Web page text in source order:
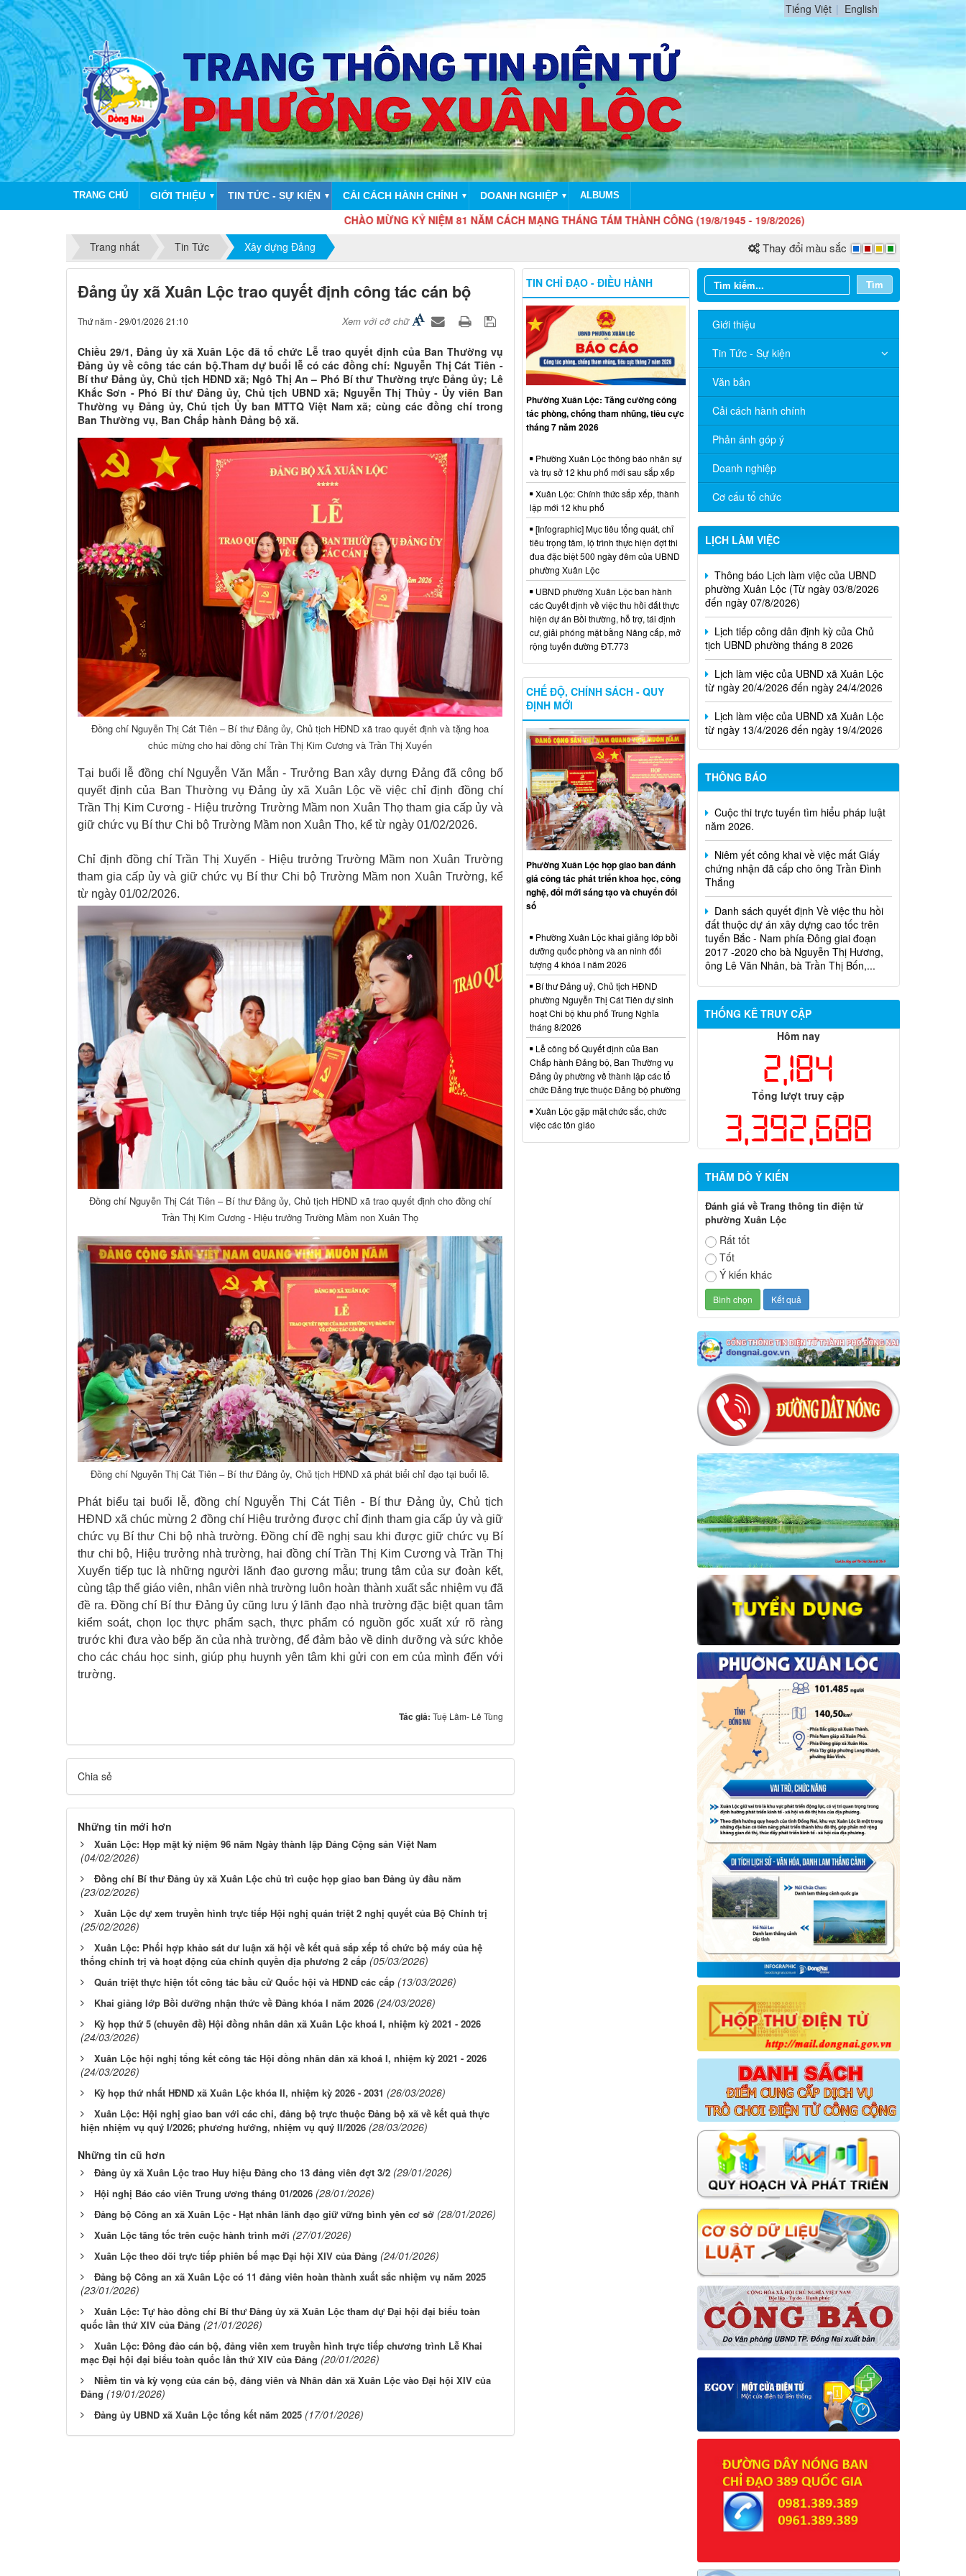
Tiếng Việt English
TRANG CHỦ GIỚI THIỆU ▼ TIN TỨC - SỰ KIỆN ▼ CẢI CÁCH HÀNH CHÍNH ▼ DOANH NGHIỆP ▼ ALBUMS
CHÀO MỪNG KỶ NIỆM 81 NĂM CÁCH MẠNG THÁNG TÁM THÀNH CÔNG (19/8/1945 - 19/8/2026)
Trang nhất
Tin Tức Xây dựng Đảng Thay đổi màu sắc
Đảng ủy xã Xuân Lộc trao quyết định công tác cán bộ
Thứ năm - 29/01/2026 21:10 Xem với cỡ chữ
Chiều 29/1, Đảng ủy xã Xuân Lộc đã tổ chức Lễ trao quyết định của Ban Thường vụ
Đảng ủy về công tác cán bộ.Tham dự buổi lễ có các đồng chí: Nguyễn Thị Cát Tiên -
Bí thư Đảng ủy, Chủ tịch HĐND xã; Ngô Thị An – Phó Bí thư Thường trực Đảng ủy; Lê
Khắc Sơn - Phó Bí thư Đảng ủy, Chủ tịch UBND xã; Nguyễn Thị Thủy - Ủy viên Ban
Thường vụ Đảng ủy, Chủ tịch Ủy ban MTTQ Việt Nam xã; cùng các đồng chí trong
Ban Thường vụ, Ban Chấp hành Đảng bộ xã.
Đồng chí Nguyễn Thị Cát Tiên – Bí thư Đảng ủy, Chủ tịch HĐND xã trao quyết định và tặng hoa
chúc mừng cho hai đồng chí Trần Thị Kim Cương và Trần Thị Xuyến
Tại buổi lễ đồng chí Nguyễn Văn Mẫn - Trưởng Ban xây dựng Đảng đã công bố
quyết định của Ban Thường vụ Đảng ủy xã Xuân Lộc về việc chỉ định đồng chí
Trần Thị Kim Cương - Hiệu trưởng Trường Mầm non Xuân Thọ tham gia cấp ủy và
giữ chức vụ Bí thư Chi bộ Trường Mầm non Xuân Thọ, kể từ ngày 01/02/2026.
Chỉ định đồng chí Trần Thị Xuyến - Hiệu trưởng Trường Mầm non Xuân Trường
tham gia cấp ủy và giữ chức vụ Bí thư Chi bộ Trường Mầm non Xuân Trường, kể
từ ngày 01/02/2026.
Đồng chí Nguyễn Thị Cát Tiên – Bí thư Đảng ủy, Chủ tịch HĐND xã trao quyết định cho đồng chí
Trần Thị Kim Cương - Hiệu trưởng Trường Mầm non Xuân Thọ
Đồng chí Nguyễn Thị Cát Tiên – Bí thư Đảng ủy, Chủ tịch HĐND xã phát biểi chỉ đạo tại buổi lễ.
Phát biểu tại buổi lễ, đồng chí Nguyễn Thị Cát Tiên - Bí thư Đảng ủy, Chủ tịch
HĐND xã chúc mừng 2 đồng chí Hiệu trưởng được chỉ định tham gia cấp ủy và giữ
chức vụ Bí thư Chi bộ nhà trường. Đồng chí đề nghị sau khi được giữ chức vụ Bí
thư chi bộ, Hiệu trưởng nhà trường, hai đồng chí Trần Thị Kim Cương và Trần Thị
Xuyến tiếp tục là những người lãnh đạo gương mẫu; trung tâm của sự đoàn kết,
cùng tập thể giáo viên, nhân viên nhà trường luôn hoàn thành xuất sắc nhiệm vụ đã
đề ra. Đồng chí Bí thư Đảng ủy cũng lưu ý lãnh đạo nhà trường đặc biệt quan tâm
kiểm soát, chọn lọc thực phẩm sạch, thực phẩm có nguồn gốc xuất xứ rõ ràng
trước khi đưa vào bếp ăn của nhà trường, để đảm bảo về dinh dưỡng và sức khỏe
cho các cháu học sinh, giúp phụ huynh yên tâm khi gửi con em của mình đến với
trường.
Tác giả: Tuệ Lâm- Lê Tùng
Chia sẻ
Những tin mới hơn
Xuân Lộc: Họp mặt kỷ niệm 96 năm Ngày thành lập Đảng Cộng sản Việt Nam
(04/02/2026)
Đồng chí Bí thư Đảng ủy xã Xuân Lộc chủ trì cuộc họp giao ban Đảng ủy đầu năm
(23/02/2026)
Xuân Lộc dự xem truyền hình trực tiếp Hội nghị quán triệt 2 nghị quyết của Bộ Chính trị
(25/02/2026)
Xuân Lộc: Phối hợp khảo sát dư luận xã hội về kết quả sắp xếp tổ chức bộ máy của hệ
thống chính trị và hoạt động của chính quyền địa phương 2 cấp (05/03/2026)
Quán triệt thực hiện tốt công tác bầu cử Quốc hội và HĐND các cấp (13/03/2026)
Khai giảng lớp Bồi dưỡng nhận thức về Đảng khóa I năm 2026 (24/03/2026)
Kỳ họp thứ 5 (chuyên đề) Hội đồng nhân dân xã Xuân Lộc khoá I, nhiệm kỳ 2021 - 2026
(24/03/2026)
Xuân Lộc hội nghị tổng kết công tác Hội đồng nhân dân xã khoá I, nhiệm kỳ 2021 - 2026
(24/03/2026)
Kỳ họp thứ nhất HĐND xã Xuân Lộc khóa II, nhiệm kỳ 2026 - 2031 (26/03/2026)
Xuân Lộc: Hội nghị giao ban với các chi, đảng bộ trực thuộc Đảng bộ xã về kết quả thực
hiện nhiệm vụ quý I/2026; phương hướng, nhiệm vụ quý II/2026 (28/03/2026)
Những tin cũ hơn
Đảng ủy xã Xuân Lộc trao Huy hiệu Đảng cho 13 đảng viên đợt 3/2 (29/01/2026)
Hội nghị Báo cáo viên Trung ương tháng 01/2026 (28/01/2026)
Đảng bộ Công an xã Xuân Lộc - Hạt nhân lãnh đạo giữ vững bình yên cơ sở (28/01/2026)
Xuân Lộc tăng tốc trên cuộc hành trình mới (27/01/2026)
Xuân Lộc theo dõi trực tiếp phiên bế mạc Đại hội XIV của Đảng (24/01/2026)
Đảng bộ Công an xã Xuân Lộc có 11 đảng viên hoàn thành xuất sắc nhiệm vụ năm 2025
(23/01/2026)
Xuân Lộc: Tự hào đồng chí Bí thư Đảng ủy xã Xuân Lộc tham dự Đại hội đại biểu toàn
quốc lần thứ XIV của Đảng (21/01/2026)
Xuân Lộc: Đông đảo cán bộ, đảng viên xem truyền hình trực tiếp chương trình Lễ Khai
mạc Đại hội đại biểu toàn quốc lần thứ XIV của Đảng (20/01/2026)
Niềm tin và kỳ vọng của cán bộ, đảng viên và Nhân dân xã Xuân Lộc vào Đại hội XIV của
Đảng (19/01/2026)
Đảng ủy UBND xã Xuân Lộc tổng kết năm 2025 (17/01/2026)
Tìm
Giới thiệu
Tin Tức - Sự kiện
Văn bản
Cải cách hành chính
Phản ánh góp ý
Doanh nghiệp
Cơ cấu tổ chức
LỊCH LÀM VIỆC
Thông báo Lịch làm việc của UBND
phường Xuân Lộc (Từ ngày 03/8/2026
đến ngày 07/8/2026)
Lịch tiếp công dân định kỳ của Chủ
tịch UBND phường tháng 8 2026
Lịch làm việc của UBND xã Xuân Lộc
từ ngày 20/4/2026 đến ngày 24/4/2026
Lịch làm việc của UBND xã Xuân Lộc
từ ngày 13/4/2026 đến ngày 19/4/2026
THÔNG BÁO
Cuộc thi trực tuyến tìm hiểu pháp luật
Niêm yết công khai về việc mất Giấy
chứng nhận đã cấp cho ông Trần Đình
Thắng
Danh sách quyết định Về việc thu hồi
đất thuộc dự án xây dựng cao tốc trên
tuyến Bắc - Nam phía Đông giai đoạn
2017 -2020 cho bà Nguyễn Thị Hương,
ông Lê Văn Nhân, bà Trần Thị Bốn,...
Quyết định xử phạt vi phạm hành
chính trong lĩnh vực đất đai đối với ông
Trần Hồng Phước
THỐNG KÊ TRUY CẬP
Hôm nay
2,184
Tổng lượt truy cập
3,392,688
THĂM DÒ Ý KIẾN
Đánh giá về Trang thông tin điện tử
phường Xuân Lộc
Rất tốt
Tốt
Ý kiến khác
TIN CHỈ ĐẠO - ĐIỀU HÀNH
Phường Xuân Lộc: Tăng cường công
tác phòng, chống tham nhũng, tiêu cực
tháng 7 năm 2026
Phường Xuân Lộc thông báo nhân sự
và trụ sở 12 khu phố mới sau sắp xếp
Xuân Lộc: Chính thức sắp xếp, thành
lập mới 12 khu phố
[Infographic] Mục tiêu tổng quát, chỉ
tiêu trọng tâm, lộ trình thực hiện đợt thi
đua đặc biệt 500 ngày đêm của UBND
phường Xuân Lộc
UBND phường Xuân Lộc ban hành
các Quyết định về việc thu hồi đất thực
hiện dự án Bồi thường, hỗ trợ, tái định
cư, giải phóng mặt bằng Nâng cấp, mở
rộng tuyến đường ĐT.773
CHẾ ĐỘ, CHÍNH SÁCH - QUY
ĐỊNH MỚI
Phường Xuân Lộc họp giao ban đánh
giá công tác phát triển khoa học, công
nghệ, đổi mới sáng tạo và chuyển đổi
số
Phường Xuân Lộc khai giảng lớp bồi
dưỡng quốc phòng và an ninh đối
tượng 4 khóa I năm 2026
Bí thư Đảng uỷ, Chủ tịch HĐND
phường Nguyễn Thị Cát Tiên dự sinh
hoạt Chi bộ khu phố Trung Nghĩa
tháng 8/2026
Lễ công bố Quyết định của Ban
Chấp hành Đảng bộ, Ban Thường vụ
Đảng ủy phường về thành lập các tổ
chức Đảng trực thuộc Đảng bộ phường
Xuân Lộc gặp mặt chức sắc, chức
việc các tôn giáo